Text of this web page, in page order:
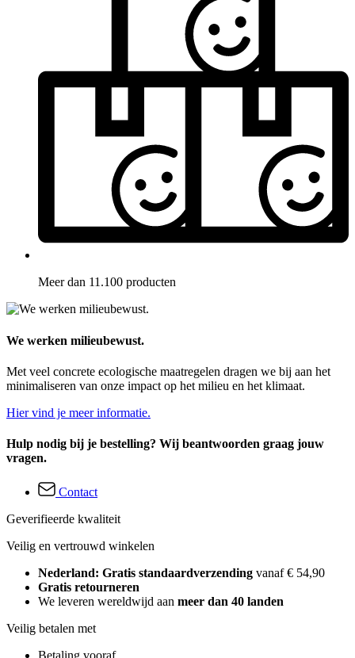
Meer dan 11.100 producten
We werken milieubewust.
Met veel concrete ecologische maatregelen dragen we bij aan het
minimaliseren van onze impact op het milieu en het klimaat.
Hier vind je meer informatie.
Hulp nodig bij je bestelling? Wij beantwoorden graag jouw
vragen.
Contact
Geverifieerde kwaliteit
Veilig en vertrouwd winkelen
Nederland: Gratis standaardverzending vanaf € 54,90
Gratis retourneren
We leveren wereldwijd aan meer dan 40 landen
Veilig betalen met